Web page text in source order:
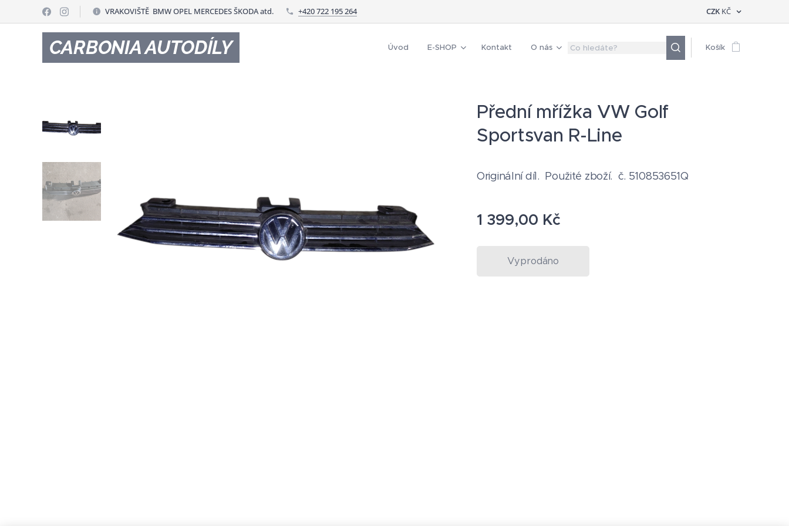
VRAKOVIŠTĚ BMW OPEL MERCEDES ŠKODA atd. +420 722 195 264 CZK KČ
CARBONIA AUTODÍLY Úvod E-SHOP Kontakt O nás Košík
Přední mřížka VW Golf
Sportsvan R-Line
Originální díl. Použité zboží. č. 510853651Q
1 399,00 Kč
Vyprodáno